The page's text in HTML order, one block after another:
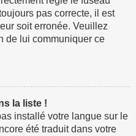
pas correcte, il est
soit erronée. Veuillez
de lui communiquer ce
la liste !
installé votre langue sur le
été traduit dans votre